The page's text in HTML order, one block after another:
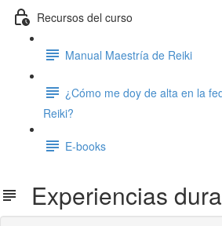
Recursos del curso
Manual Maestría de Reiki
¿Cómo me doy de alta en la
Reiki?
E-books
Experiencias